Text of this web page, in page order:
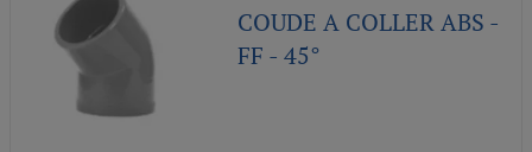
COUDE A COLLER ABS -
FF - 45°